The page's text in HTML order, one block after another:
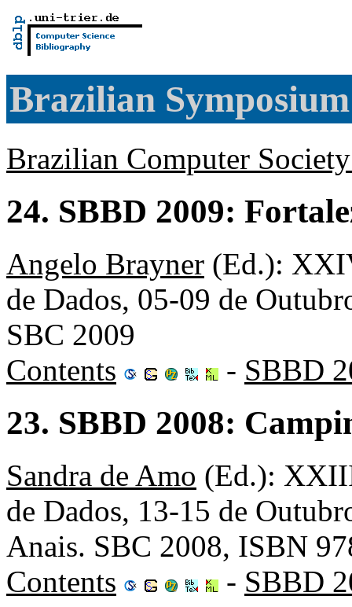
Brazilian
Brazilian Computer
24. SBBD 2009:
Angelo Brayner (Ed.):
de Dados, 05-09 de
SBC 2009
Contents
- SBBD
23. SBBD 2008:
Sandra de Amo (Ed.):
de Dados, 13-15 de
Anais. SBC 2008, ISBN
Contents
- SBBD